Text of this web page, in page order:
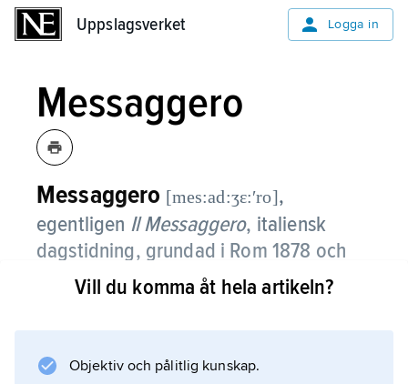
Uppslagsverket Logga in
Messaggero
Messaggero [mes:ad:ʒɛ:ʹro],
egentligen Il Messaggero, italiensk
dagstidning, grundad i Rom 1878 och
stadens största tidning.
ägs den av Caltagirone-gruppen, som 1995
Vill du komma åt hela artikeln?
Objektiv och pålitlig kunskap.